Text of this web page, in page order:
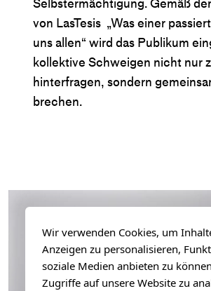
Selbstermächtigung. Gemäß
von LasTesis „Was einer
uns allen“ wird das Publikum
kollektive Schweigen nicht nur
hinterfragen, sondern
brechen.
Wir verwenden Cookies, um
Anzeigen zu personalisieren,
soziale Medien anbieten zu
Zugriffe auf unsere Website zu